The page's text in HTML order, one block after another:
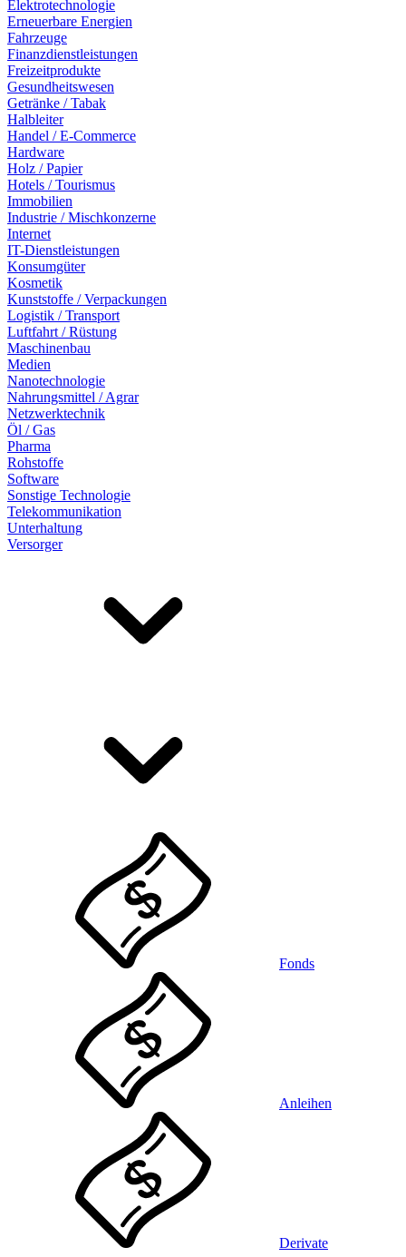
Elektrotechnologie
Erneuerbare Energien
Fahrzeuge
Finanzdienstleistungen
Freizeitprodukte
Gesundheitswesen
Getränke / Tabak
Halbleiter
Handel / E-Commerce
Hardware
Holz / Papier
Hotels / Tourismus
Immobilien
Industrie / Mischkonzerne
Internet
IT-Dienstleistungen
Konsumgüter
Kosmetik
Kunststoffe / Verpackungen
Logistik / Transport
Luftfahrt / Rüstung
Maschinenbau
Medien
Nanotechnologie
Nahrungsmittel / Agrar
Netzwerktechnik
Öl / Gas
Pharma
Rohstoffe
Software
Sonstige Technologie
Telekommunikation
Unterhaltung
Versorger
Fonds
Anleihen
Derivate